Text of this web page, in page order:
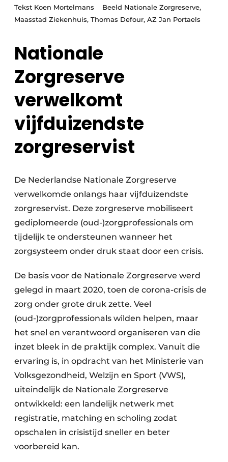
Podcasts
Privacy / Cookie statement
Vacatures
Video’s
Privéklinieken
Tekst Koen Mortelmans Beeld Nationale Zorgreserve,
Maasstad Ziekenhuis, Thomas Defour, AZ Jan Portaels
Nationale
Zorgreserve
verwelkomt
vijfduizendste
zorgreservist
De Nederlandse Nationale Zorgreserve
verwelkomde onlangs haar vijfduizendste
zorgreservist. Deze zorgreserve mobiliseert
gediplomeerde (oud-)zorgprofessionals om
tijdelijk te ondersteunen wanneer het
zorgsysteem onder druk staat door een crisis.
De basis voor de Nationale Zorgreserve werd
gelegd in maart 2020, toen de corona-crisis de
zorg onder grote druk zette. Veel
(oud-)zorgprofessionals wilden helpen, maar
het snel en verantwoord organiseren van die
inzet bleek in de praktijk complex. Vanuit die
ervaring is, in opdracht van het Ministerie van
Volksgezondheid, Welzijn en Sport (VWS),
uiteindelijk de Nationale Zorgreserve
ontwikkeld: een landelijk netwerk met
registratie, matching en scholing zodat
opschalen in crisistijd sneller en beter
voorbereid kan.